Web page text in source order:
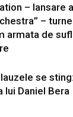
– lansare
–
armata de
se
lui Daniel Bera